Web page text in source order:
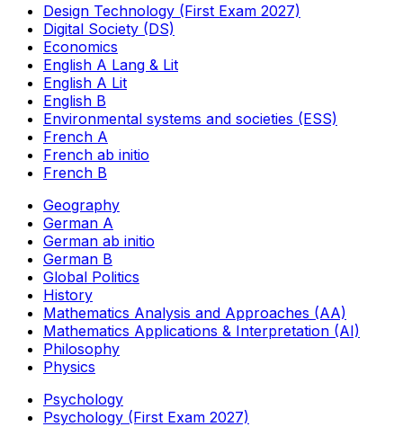
Design Technology (First Exam 2027)
Digital Society (DS)
Economics
English A Lang & Lit
English A Lit
English B
Environmental systems and societies (ESS)
French A
French ab initio
French B
Geography
German A
German ab initio
German B
Global Politics
History
Mathematics Analysis and Approaches (AA)
Mathematics Applications & Interpretation (AI)
Philosophy
Physics
Psychology
Psychology (First Exam 2027)